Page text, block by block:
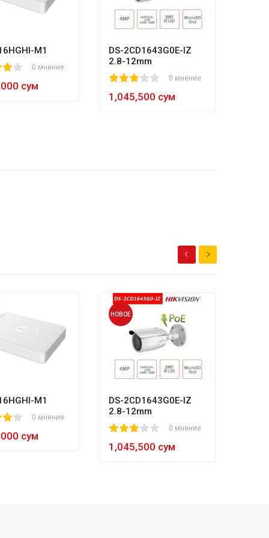
M1
0 мнение
сум
DS-2CD1643G0E-IZ
2.8-12mm
0 мнение
1,045,500 сум
80 1 2
M1
0 мнение
сум
НОВОЕ
DS-2CD1643G0E-IZ
2.8-12mm
0 мнение
1,045,500 сум
80 1 2